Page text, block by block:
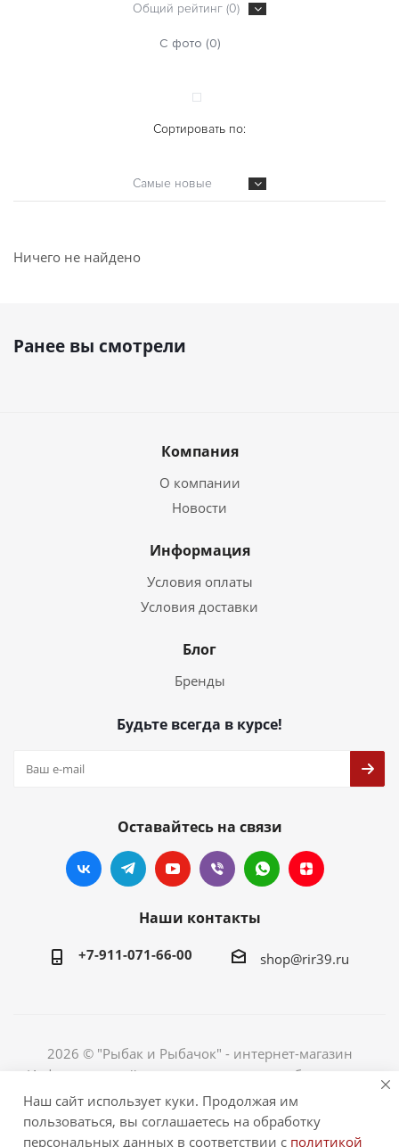
Общий рейтинг (0)
С фото (0)
Сортировать по:
Самые новые
Ничего не найдено
Ранее вы смотрели
Компания
О компании
Новости
Информация
Условия оплаты
Условия доставки
Блог
Бренды
Будьте всегда в курсе!
Оставайтесь на связи
Наши контакты
+7-911-071-66-00 shop@rir39.ru
2026 © "Рыбак и Рыбачок" - интернет-магазин
Информация сайта защищена законом об авторских
правах. Индивидуальный предприниматель Рогов
Сергей Юрьевич. ИНН 390600967290. ОГРНИП
324390000064229.
Наш сайт использует куки. Продолжая им
пользоваться, вы соглашаетесь на обработку
персональных данных в соответствии с политикой